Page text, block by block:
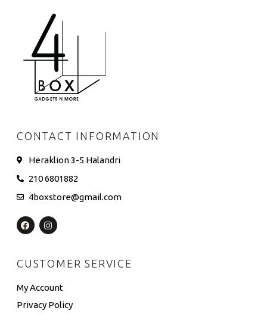
CONTACT INFORMATION
Heraklion 3-5 Halandri
210 6801882
4boxstore@gmail.com
CUSTOMER SERVICE
My Account
Privacy Policy